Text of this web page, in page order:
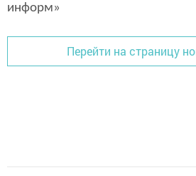
информ»
Перейти на страницу